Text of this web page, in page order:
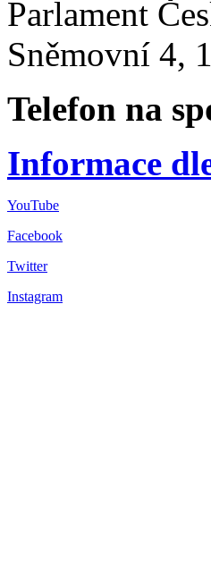
Parlament
Sněmovní 4,
Telefon na
Informace
YouTube
Facebook
Twitter
Instagram